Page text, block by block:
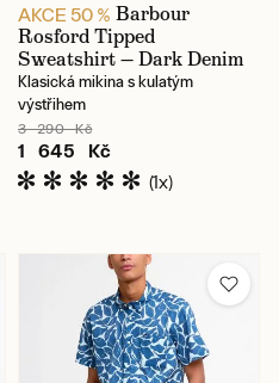
AKCE 50 % Barbour
Rosford Tipped
Sweatshirt — Dark Denim
Klasická mikina s kulatým
výstřihem
3 290 Kč
1 645 Kč
(1x)